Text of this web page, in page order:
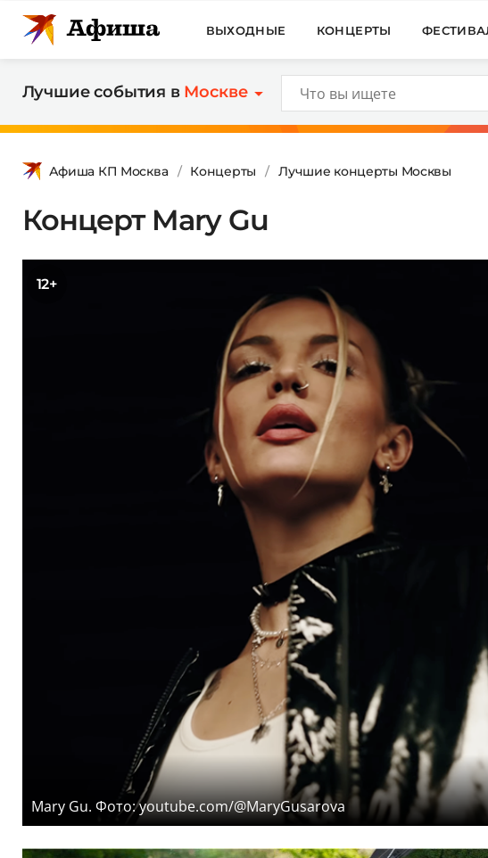
ВЫХОДНЫЕ КОНЦЕРТЫ
Лучшие события в Москве
Афиша КП Москва Концерты Лучшие концерты Москвы
Концерт Mary Gu
12+
Mary Gu. Фото: youtube.com/@MaryGusarova